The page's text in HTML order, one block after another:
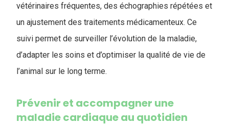
vétérinaires fréquentes, des échographies répétées et
un ajustement des traitements médicamenteux. Ce
suivi permet de surveiller l’évolution de la maladie,
d’adapter les soins et d’optimiser la qualité de vie de
l’animal sur le long terme.
Prévenir et accompagner une
maladie cardiaque au quotidien